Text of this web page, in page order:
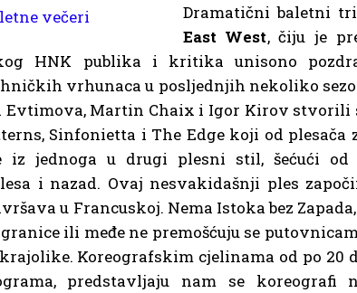
Dramatični baletni
East West, čiju je
HNK publika i kritika unisono
vrhunaca u posljednjih nekoliko
Evtimova, Martin Chaix i Igor Kirov
Sinfonietta i The Edge koji od
iz jednoga u drugi plesni stil, šećući od
i nazad. Ovaj nesvakidašnji ples
u Francuskoj. Nema Istoka bez
ili međe ne premošćuju se
Koreografskim cjelinama od po 20
predstavljaju nam se koreografi